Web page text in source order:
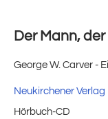
Der Mann,
George W. Carver -
Neukirchener Verlag
Hörbuch-CD